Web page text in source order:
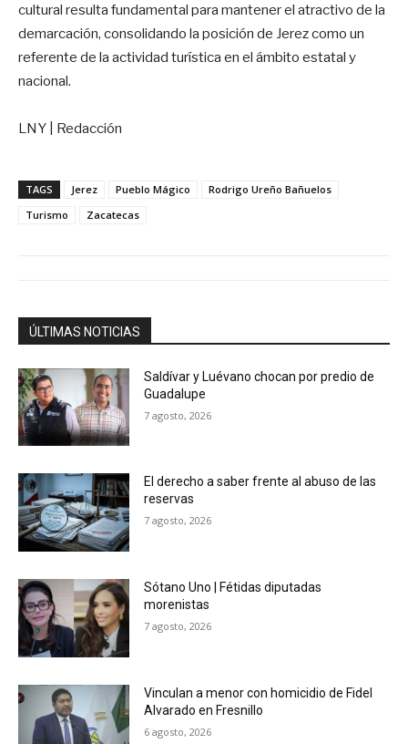
cultural resulta fundamental para mantener el atractivo de la
demarcación, consolidando la posición de Jerez como un
referente de la actividad turística en el ámbito estatal y
nacional.
LNY | Redacción
TAGS Jerez Pueblo Mágico
Rodrigo Ureño Bañuelos
Turismo
Zacatecas
ÚLTIMAS NOTICIAS
Saldívar y Luévano chocan por predio de
Guadalupe
7 agosto, 2026
El derecho a saber frente al abuso de las
reservas
7 agosto, 2026
Sótano Uno | Fétidas diputadas
morenistas
7 agosto, 2026
Vinculan a menor con homicidio de Fidel
Alvarado en Fresnillo
6 agosto, 2026